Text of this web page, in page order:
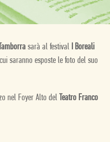
sarà al festival I Boreali
saranno esposte le foto del suo
nel Foyer Alto del Teatro Franco